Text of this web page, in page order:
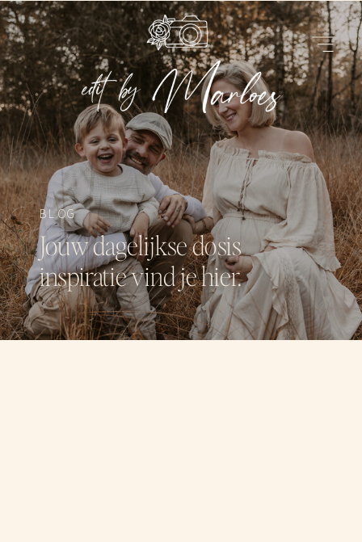
Jouw dagelijkse dosis
inspiratie vind je hier.
BLOG